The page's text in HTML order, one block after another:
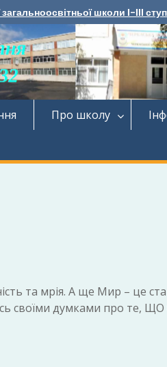
школи І-ІІІ
Про школу
та мрія. А ще Мир – це
своїми думками про те,